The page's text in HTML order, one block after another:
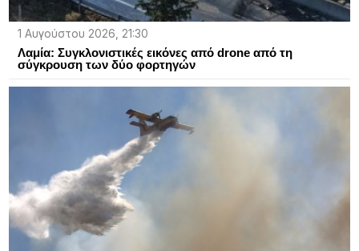
1 Αυγούστου 2026, 21:30
Λαμία: Συγκλονιστικές εικόνες από drone από τη
σύγκρουση των δύο φορτηγών